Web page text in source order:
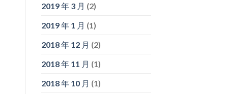
2019 年 3 月 (2)
2019 年 1 月 (1)
2018 年 12 月 (2)
2018 年 11 月 (1)
2018 年 10 月 (1)